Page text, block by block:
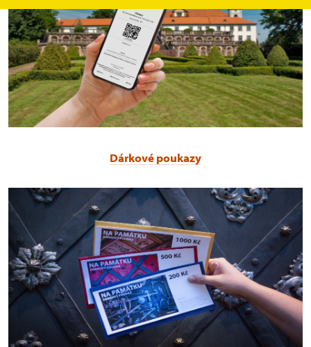
Dárkové poukazy